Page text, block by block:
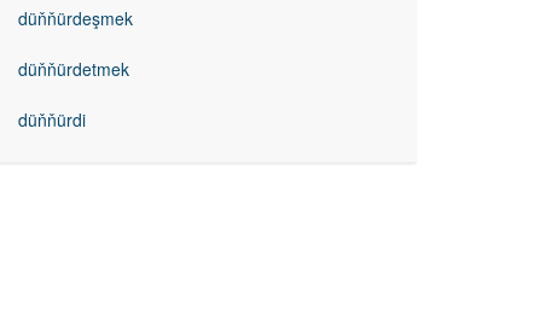
düňňürdeşmek
düňňürdetmek
düňňürdi